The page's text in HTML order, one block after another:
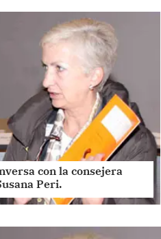
con la consejera
Peri.